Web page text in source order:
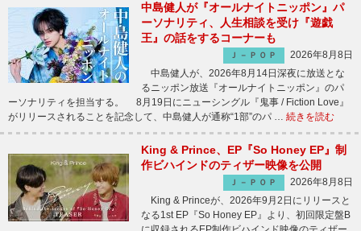
中島健人が『オールナイトニッポン』パ
ーソナリティ、人生相談を受け『遊戯
王』の話をするコーナーも
Ｊ－ＰＯＰ
2026年8月8日
中島健人が、2026年8月14日深夜に放送とな
るニッポン放送『オールナイトニッポン』のパ
ーソナリティを担当する。 8月19日にニューシングル『鬼事 / Fiction Love』
がリリースされることを記念して、中島健人が通称“1部”のパ … 続きを読む
King & Prince、EP『So Honey EP』制
作ビハインドのティザー映像を公開
Ｊ－ＰＯＰ
2026年8月8日
King & Princeが、2026年9月2日にリリースと
なる1st EP『So Honey EP』より、初回限定盤B